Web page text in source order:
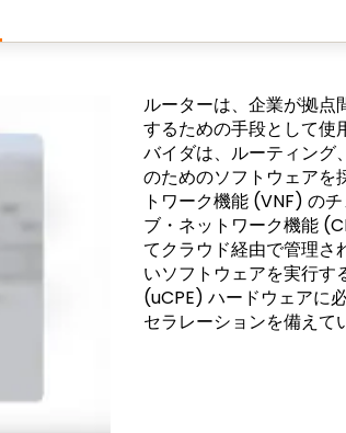
ルーターは、企業が拠点
するための手段として使
バイダは、ルーティング
のためのソフトウェアを
トワーク機能 (VNF) の
ブ・ネットワーク機能
てクラウド経由で管理
いソフトウェアを実行す
(uCPE) ハードウェアに
セラレーションを備えて